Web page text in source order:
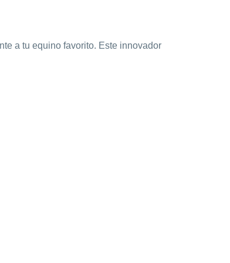
a tu equino favorito. Este innovador